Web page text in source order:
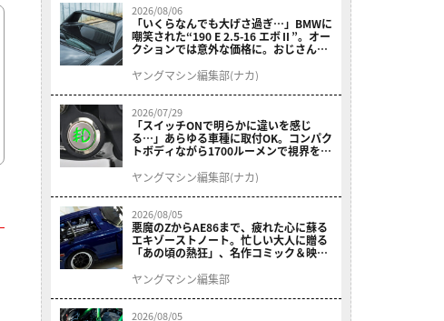
2026/08/06
「いくらなんでも大げさ過ぎ…」BMWに
嘲笑された“190 E 2.5-16 エボⅡ”。オー
クションでは意外な価格に。おじさん達
ヤングマシン編集部(ナカ)
2026/07/29
「スイッチONで明らかに違いを感じ
る…」あらゆる車種に取付OK。コンパク
トボディながら1700ルーメンで視界を確
ニット プレシャスレイ スモール］
ヤングマシン編集部(ナカ)
2026/08/05
悪魔のZからAE86まで、疲れた心に蘇る
エキゾーストノート。忙しい大人に贈る
「あの頃の熱狂」、名作コミック＆映画
結！
ヤングマシン編集部
2026/08/05